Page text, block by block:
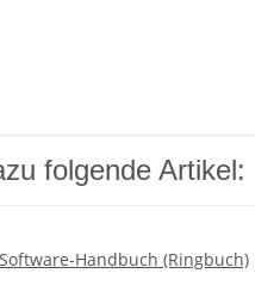
folgende Artikel: